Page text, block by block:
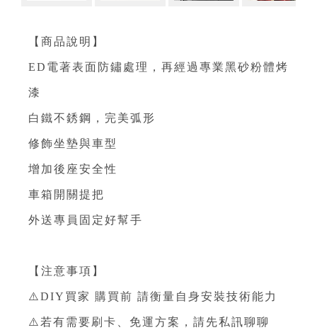
【商品說明】
ED電著表面防鏽處理，再經過專業黑砂粉體烤
漆
白鐵不銹鋼，完美弧形
修飾坐墊與車型
增加後座安全性
車箱開關提把
外送專員固定好幫手
【注意事項】
⚠️DIY買家 購買前 請衡量自身安裝技術能力
⚠️若有需要刷卡、免運方案，請先私訊聊聊